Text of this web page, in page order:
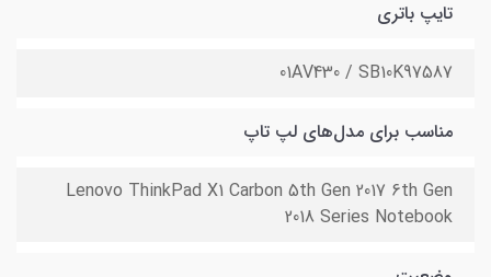
تایپ باتری
01AV430 / SB10K97587
مناسب برای مدل‌های لپ تاپ
Lenovo ThinkPad X1 Carbon 5th Gen 2017 6th Gen
2018 Series Notebook